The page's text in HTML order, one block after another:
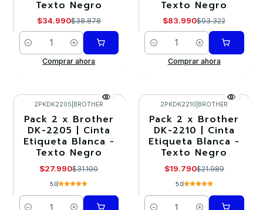
Texto Negro
$34.990$38.878
Cantidad
Comprar ahora
Texto Negro
$83.990$93.322
Cantidad
Comprar ahora
-10%
2PKDK2205 BROTHER
Pack 2 x Brother
DK-2205 | Cinta
Etiqueta Blanca -
Texto Negro
$27.990$31.100
5.0
-10%
2PKDK2210 BROTHER
Pack 2 x Brother
DK-2210 | Cinta
Etiqueta Blanca -
Texto Negro
$19.790$21.989
5.0